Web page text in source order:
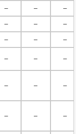
－ －
－
－ －
－
－ －
－
－ － －
－ － －
－ － －